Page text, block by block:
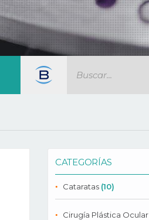
CATEGORÍAS
Cataratas (10)
Cirugía Plástica Ocular